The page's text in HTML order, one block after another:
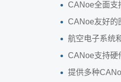
CANoe全面支
CANoe友好的
航空电子系统
CANoe支持硬
提供多种